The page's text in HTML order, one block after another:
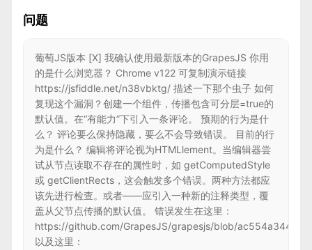
问题
葡萄JS版本 [X] 我确认使用最新版本的GrapesJS 你用
的是什么浏览器？ Chrome v122 可复制演示链接
https://jsfiddle.net/n38vbktg/ 描述一下那个虫子 如何
复现这个漏洞？创建一个组件，传播包含可分层=true的
默认值。在“有能力”下引入一条评论。 预期的行为是什
么？ 评论要么保持隐藏，要么不会导致错误。 目前的行
为是什么？ 编辑将评论视为HTMLlement。当编辑器尝
试从节点读取不存在的属性时，如 getComputedStyle
或 getClientRects，这会触发多个错误。两种方法都应
该先进行检查。或者——应引入一种新的注释类型，覆
盖从父节点传播的默认值。 错误发生在这里：
https://github.com/GrapesJS/grapesjs/blob/
以及这里：